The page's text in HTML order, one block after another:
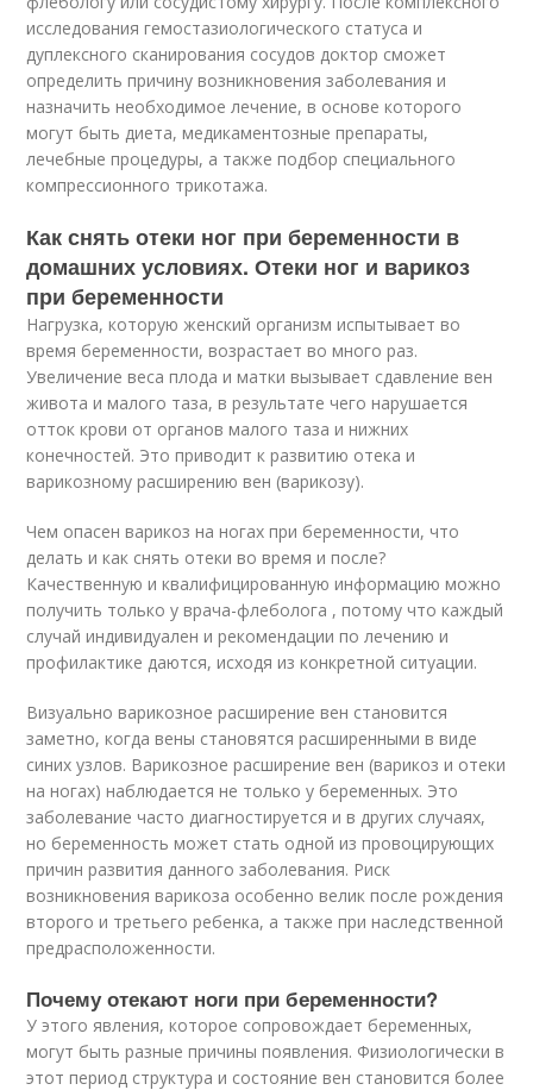
исследования гемостазиологического статуса и
дуплексного сканирования сосудов доктор сможет
определить причину возникновения заболевания и
назначить необходимое лечение, в основе которого
могут быть диета, медикаментозные препараты,
лечебные процедуры, а также подбор специального
компрессионного трикотажа.
Как снять отеки ног при беременности в
домашних условиях. Отеки ног и варикоз
при беременности
Нагрузка, которую женский организм испытывает во
время беременности, возрастает во много раз.
Увеличение веса плода и матки вызывает сдавление вен
живота и малого таза, в результате чего нарушается
отток крови от органов малого таза и нижних
конечностей. Это приводит к развитию отека и
варикозному расширению вен (варикозу).
Чем опасен варикоз на ногах при беременности, что
делать и как снять отеки во время и после?
Качественную и квалифицированную информацию можно
получить только у врача-флеболога , потому что каждый
случай индивидуален и рекомендации по лечению и
профилактике даются, исходя из конкретной ситуации.
Визуально варикозное расширение вен становится
заметно, когда вены становятся расширенными в виде
синих узлов. Варикозное расширение вен (варикоз и отеки
на ногах) наблюдается не только у беременных. Это
заболевание часто диагностируется и в других случаях,
но беременность может стать одной из провоцирующих
причин развития данного заболевания. Риск
возникновения варикоза особенно велик после рождения
второго и третьего ребенка, а также при наследственной
предрасположенности.
Почему отекают ноги при беременности?
У этого явления, которое сопровождает беременных,
могут быть разные причины появления. Физиологически в
этот период структура и состояние вен становится более